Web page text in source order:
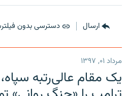
ارسال دسترسی بدون
مرداد ۰۱, ۱۳۹۷
یک مقام عالی‌رتبه